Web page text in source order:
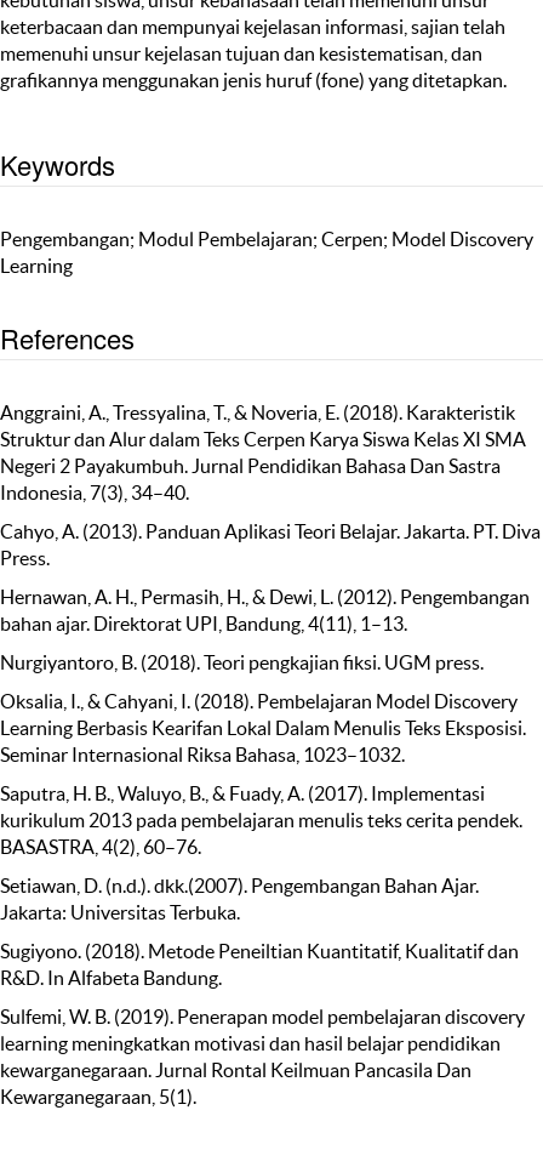
keterbacaan dan mempunyai kejelasan informasi, sajian telah
memenuhi unsur kejelasan tujuan dan kesistematisan, dan
grafikannya menggunakan jenis huruf (fone) yang ditetapkan.
Keywords
Pengembangan; Modul Pembelajaran; Cerpen; Model Discovery
Learning
References
Anggraini, A., Tressyalina, T., & Noveria, E. (2018). Karakteristik
Struktur dan Alur dalam Teks Cerpen Karya Siswa Kelas XI SMA
Negeri 2 Payakumbuh. Jurnal Pendidikan Bahasa Dan Sastra
Indonesia, 7(3), 34–40.
Cahyo, A. (2013). Panduan Aplikasi Teori Belajar. Jakarta. PT. Diva
Press.
Hernawan, A. H., Permasih, H., & Dewi, L. (2012). Pengembangan
bahan ajar. Direktorat UPI, Bandung, 4(11), 1–13.
Nurgiyantoro, B. (2018). Teori pengkajian fiksi. UGM press.
Oksalia, I., & Cahyani, I. (2018). Pembelajaran Model Discovery
Learning Berbasis Kearifan Lokal Dalam Menulis Teks Eksposisi.
Seminar Internasional Riksa Bahasa, 1023–1032.
Saputra, H. B., Waluyo, B., & Fuady, A. (2017). Implementasi
kurikulum 2013 pada pembelajaran menulis teks cerita pendek.
BASASTRA, 4(2), 60–76.
Setiawan, D. (n.d.). dkk.(2007). Pengembangan Bahan Ajar.
Jakarta: Universitas Terbuka.
Sugiyono. (2018). Metode Peneiltian Kuantitatif, Kualitatif dan
R&D. In Alfabeta Bandung.
Sulfemi, W. B. (2019). Penerapan model pembelajaran discovery
learning meningkatkan motivasi dan hasil belajar pendidikan
kewarganegaraan. Jurnal Rontal Keilmuan Pancasila Dan
Kewarganegaraan, 5(1).